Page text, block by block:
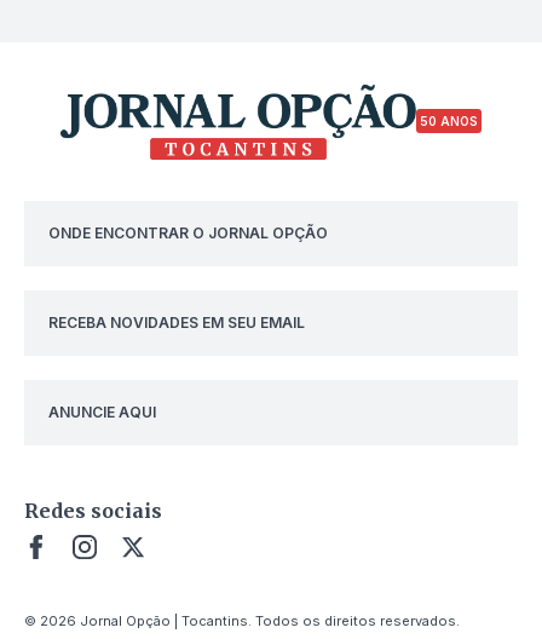
50 ANOS
ONDE ENCONTRAR O JORNAL OPÇÃO
RECEBA NOVIDADES EM SEU EMAIL
ANUNCIE AQUI
Redes sociais
© 2026 Jornal Opção | Tocantins. Todos os direitos reservados.